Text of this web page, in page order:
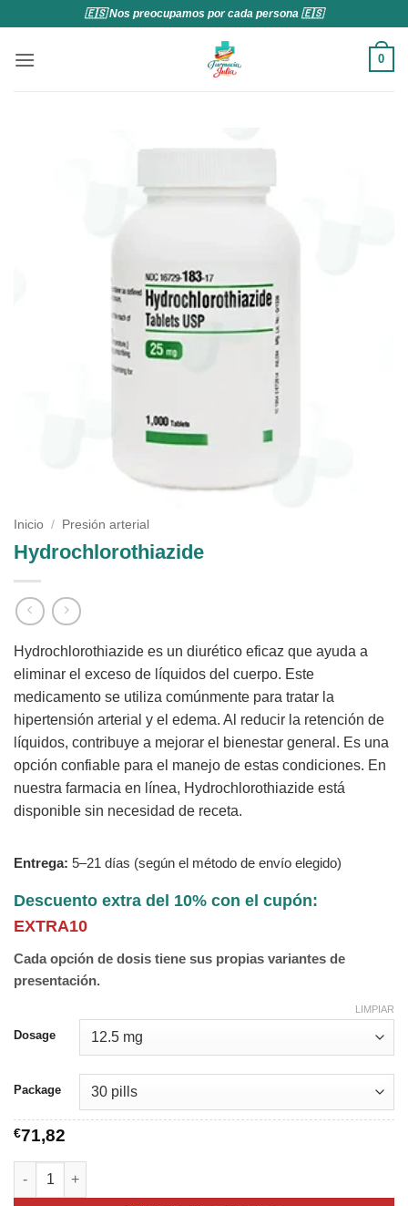
contenido
🇪🇸 Nos preocupamos por cada persona 🇪🇸
0
Inicio / Presión arterial
Hydrochlorothiazide
Hydrochlorothiazide es un diurético eficaz que ayuda a
eliminar el exceso de líquidos del cuerpo. Este
medicamento se utiliza comúnmente para tratar la
hipertensión arterial y el edema. Al reducir la retención de
líquidos, contribuye a mejorar el bienestar general. Es una
opción confiable para el manejo de estas condiciones. En
nuestra farmacia en línea, Hydrochlorothiazide está
disponible sin necesidad de receta.
Entrega: 5–21 días (según el método de envío elegido)
Descuento extra del 10% con el cupón:
EXTRA10
Cada opción de dosis tiene sus propias variantes de
presentación.
Dosage
Package
LIMPIAR
€71,82
Hydrochlorothiazide cantidad